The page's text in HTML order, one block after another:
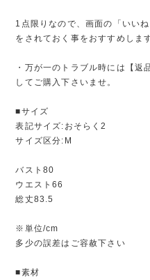
1点限りなので、画面の「いい
をされておく事をおすすめします
・万が一のトラブル時には【返
してご購入下さいませ。
■サイズ
表記サイズ:おそらく2
サイズ区分:M
バスト80
ウエスト66
総丈83.5
※単位/cm
多少の誤差はご容赦下さい
■素材